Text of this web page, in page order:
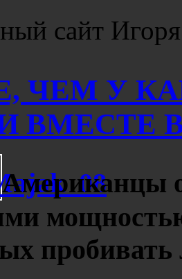
сайт
ЧЕМ У
Американцы
пробивать